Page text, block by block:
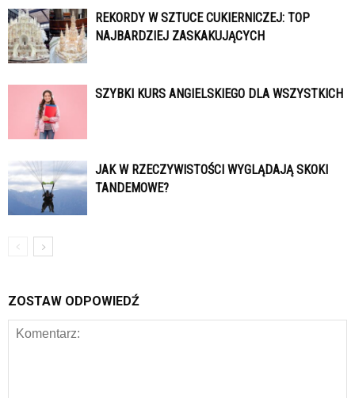
REKORDY W SZTUCE CUKIERNICZEJ: TOP
NAJBARDZIEJ ZASKAKUJĄCYCH
SZYBKI KURS ANGIELSKIEGO DLA WSZYSTKICH
JAK W RZECZYWISTOŚCI WYGLĄDAJĄ SKOKI
TANDEMOWE?
ZOSTAW ODPOWIEDŹ